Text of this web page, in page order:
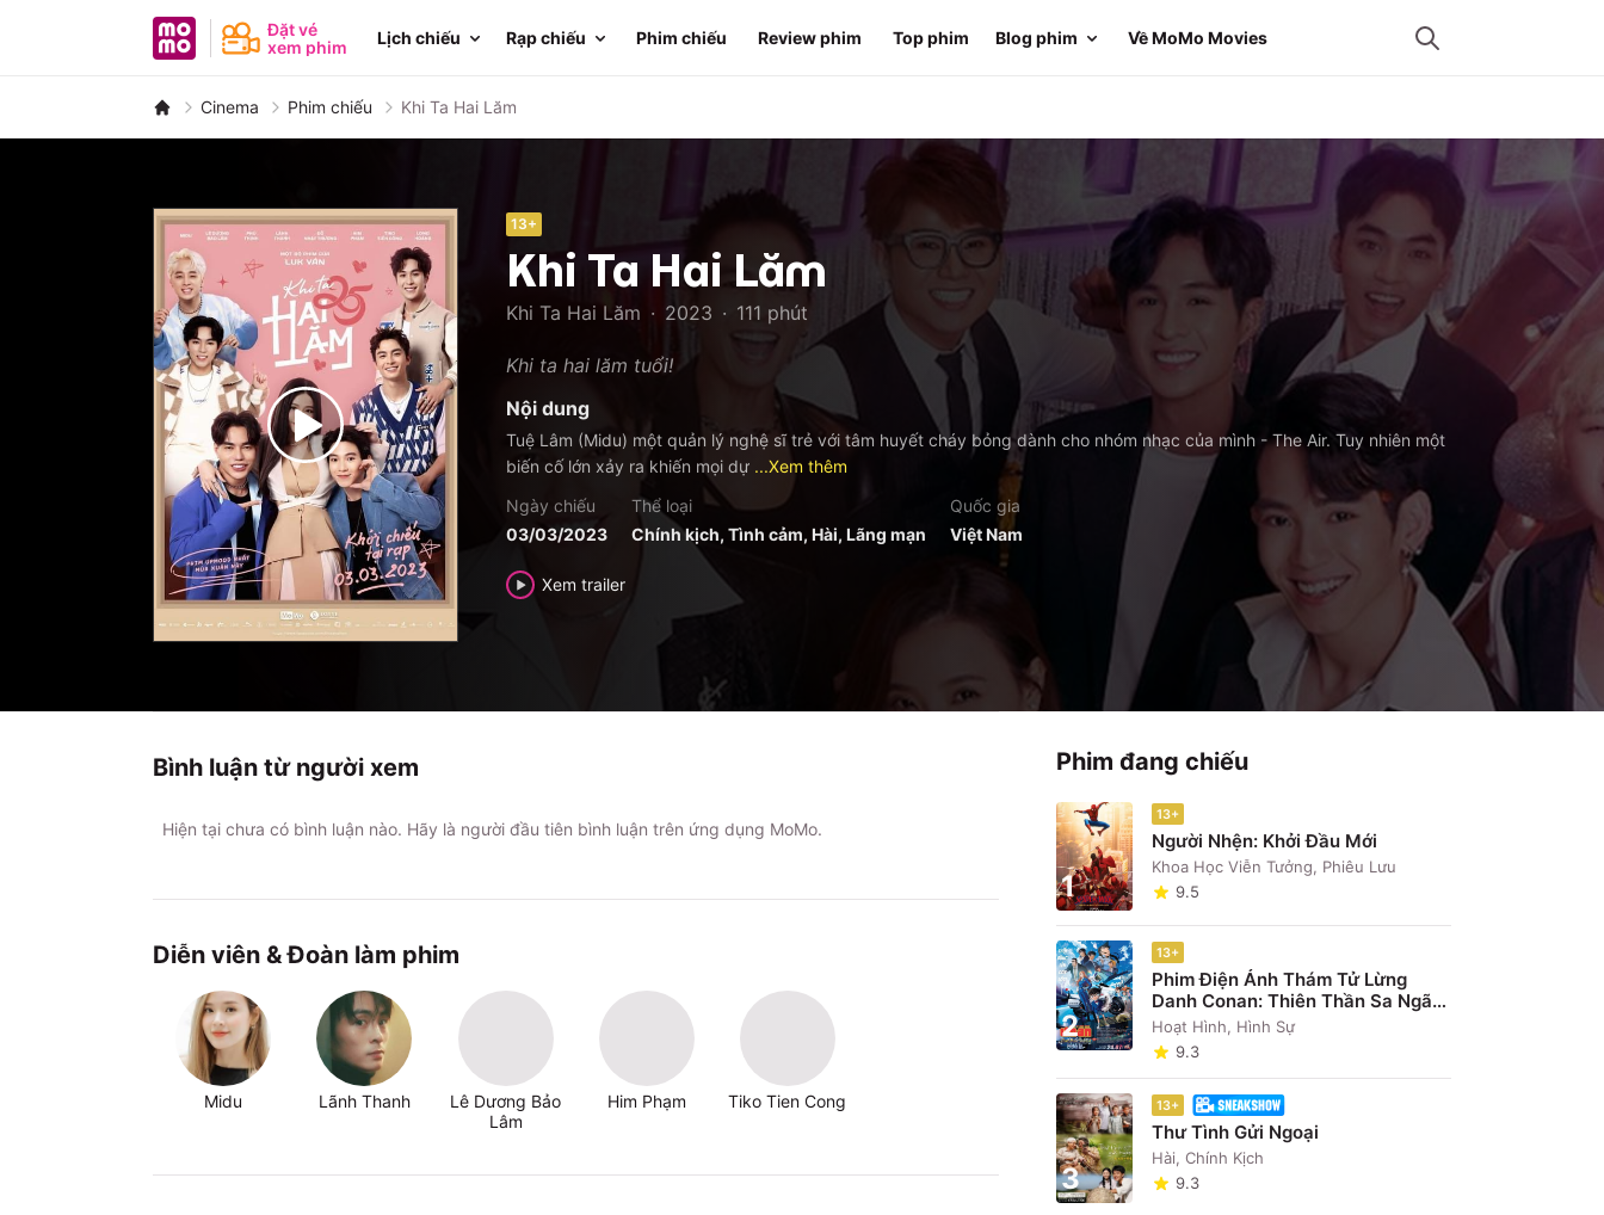
MoMo - Ứng dụng tài chính
Đặt vé
xem phim
Lịch chiếu Rạp chiếu Phim chiếu Review phim Top phim Blog phim Về MoMo Movies
Cinema Phim chiếu Khi Ta Hai Lăm
13+
Khi Ta Hai Lăm
Khi Ta Hai Lăm · 2023 · 111 phút
Khi ta hai lăm tuổi!
Nội dung
Tuệ Lâm (Midu) một quản lý nghệ sĩ trẻ với tâm huyết cháy bỏng dành cho nhóm nhạc của mình - The Air. Tuy nhiên một
biến cố lớn xảy ra khiến mọi dự ...Xem thêm
Ngày chiếu
03/03/2023
Thể loại
Chính kịch, Tình cảm, Hài, Lãng mạn
Quốc gia
Việt Nam
Xem trailer
Bình luận từ người xem
Hiện tại chưa có bình luận nào. Hãy là người đầu tiên bình luận trên ứng dụng MoMo.
Diễn viên & Đoàn làm phim
Midu Lãnh Thanh
Lê Dương Bảo
Lâm
Him Phạm Tiko Tien Cong
Phim đang chiếu
1
13+
Người Nhện: Khởi Đầu Mới
Khoa Học Viễn Tưởng, Phiêu Lưu
9.5
2
13+
Phim Điện Ảnh Thám Tử Lừng
Danh Conan: Thiên Thần Sa Ngã
Trên Xa Lộ
Hoạt Hình, Hình Sự
9.3
3
13+
Thư Tình Gửi Ngoại
Hài, Chính Kịch
9.3